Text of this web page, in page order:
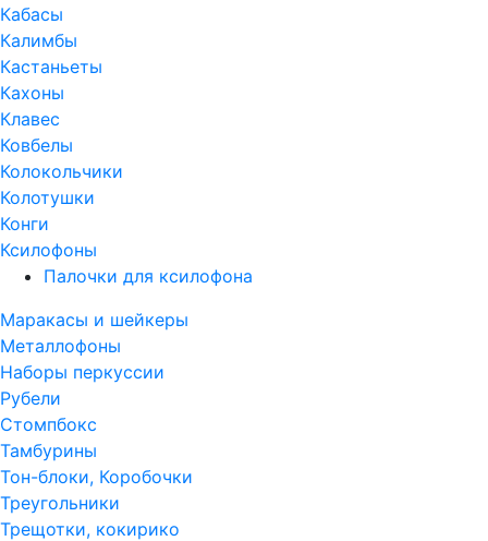
Кабасы
Калимбы
Кастаньеты
Кахоны
Клавес
Ковбелы
Колокольчики
Колотушки
Конги
Ксилофоны
Палочки для ксилофона
Маракасы и шейкеры
Металлофоны
Наборы перкуссии
Рубели
Стомпбокс
Тамбурины
Тон-блоки, Коробочки
Треугольники
Трещотки, кокирико